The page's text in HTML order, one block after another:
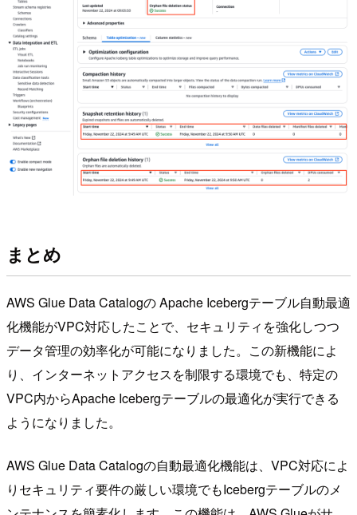
まとめ
AWS Glue Data Catalogの Apache Icebergテーブル自動最適
化機能がVPC対応したことで、セキュリティを強化しつつ
データ管理の効率化が可能になりました。この新機能によ
り、インターネットアクセスを制限する環境でも、特定の
VPC内からApache Icebergテーブルの最適化が実行できる
ようになりました。
AWS Glue Data Catalogの自動最適化機能は、VPC対応によ
りセキュリティ要件の厳しい環境でもIcebergテーブルのメ